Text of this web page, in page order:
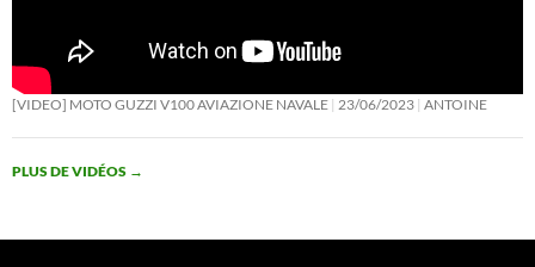
[VIDEO] MOTO GUZZI V100 AVIAZIONE NAVALE 23/06/2023 ANTOINE
PLUS DE VIDÉOS →